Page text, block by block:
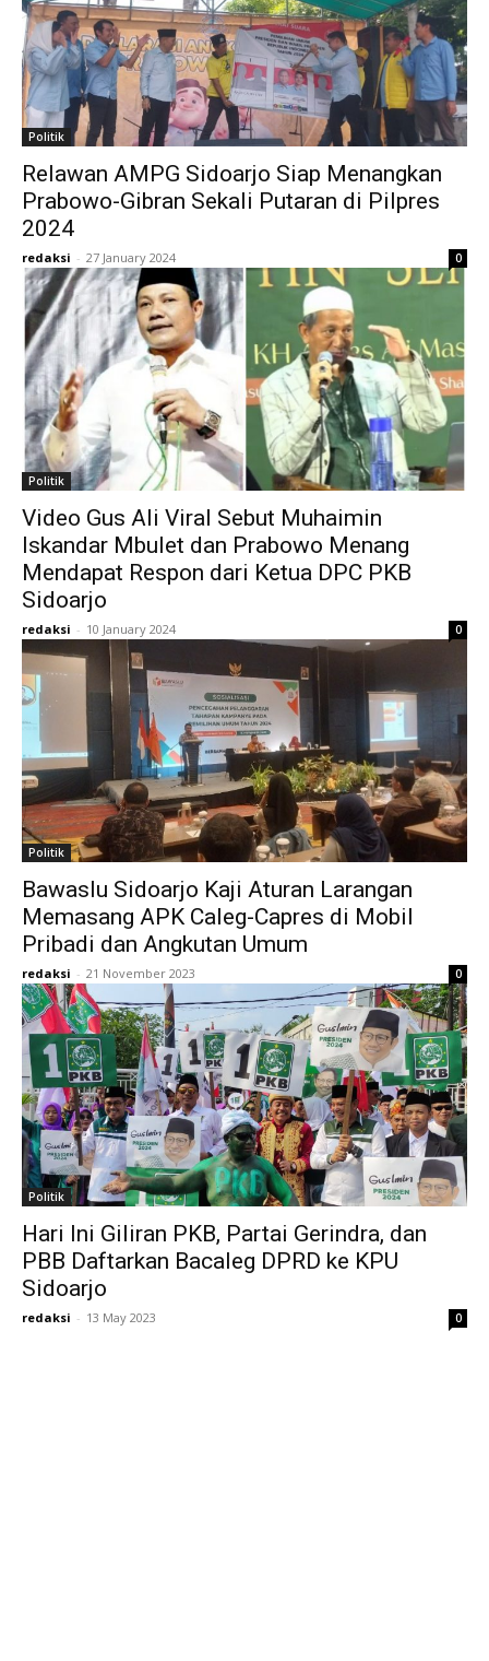
Politik
Relawan AMPG Sidoarjo Siap Menangkan
Prabowo-Gibran Sekali Putaran di Pilpres
2024
redaksi - 27 January 2024 0
Politik
Video Gus Ali Viral Sebut Muhaimin
Iskandar Mbulet dan Prabowo Menang
Mendapat Respon dari Ketua DPC PKB
Sidoarjo
redaksi - 10 January 2024 0
Politik
Bawaslu Sidoarjo Kaji Aturan Larangan
Memasang APK Caleg-Capres di Mobil
Pribadi dan Angkutan Umum
redaksi - 21 November 2023 0
Politik
Hari Ini Giliran PKB, Partai Gerindra, dan
PBB Daftarkan Bacaleg DPRD ke KPU
Sidoarjo
redaksi - 13 May 2023 0